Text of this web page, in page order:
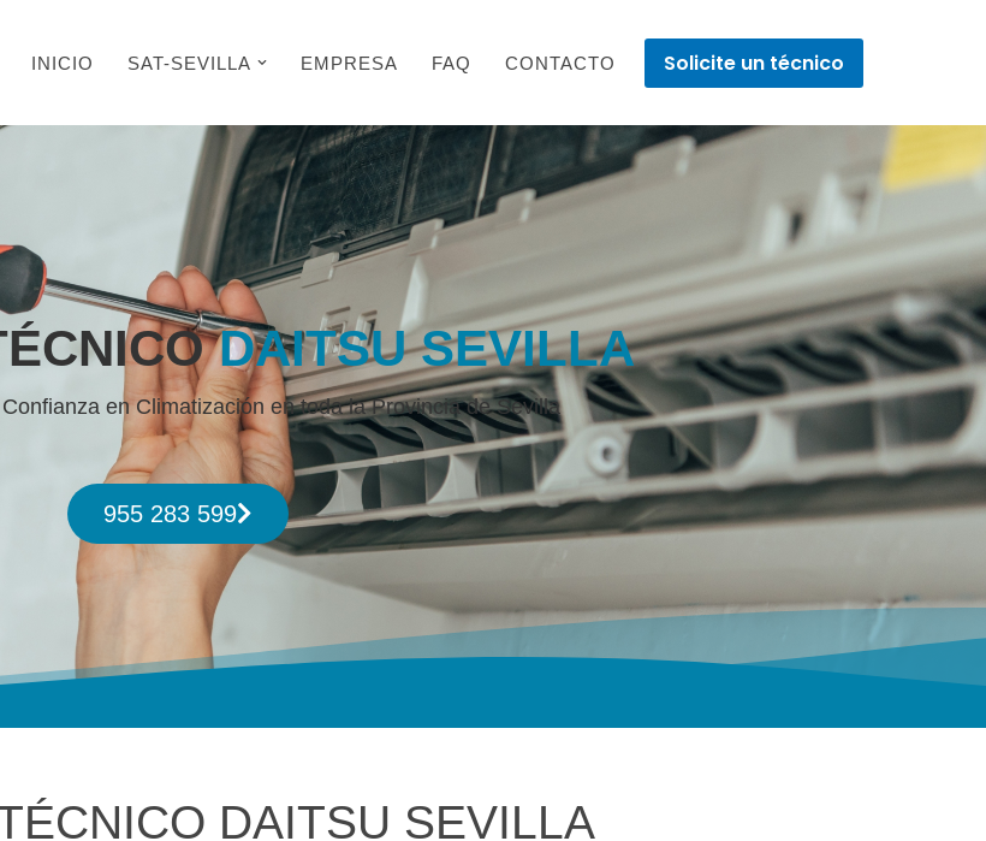
INICIO SAT-SEVILLA EMPRESA FAQ CONTACTO Solicite un técnico
DAITSU SEVILLA
en Climatización en toda la Provincia de Sevilla
955 283 599
DAITSU SEVILLA